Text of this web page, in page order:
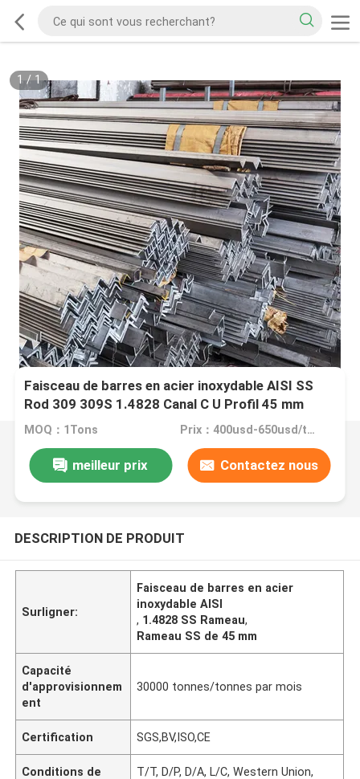
1 /1
Faisceau de barres en acier inoxydable AISI SS
Rod 309 309S 1.4828 Canal C U Profil 45 mm
MOQ：1Tons Prix：400usd-650usd/ton
meilleur prix Contactez nous
DESCRIPTION DE PRODUIT
Surligner:
Faisceau de barres en acier
inoxydable AISI
, 1.4828 SS Rameau,
Rameau SS de 45 mm
Capacité
d'approvisionnem
ent
30000 tonnes/tonnes par mois
Certification SGS,BV,ISO,CE
Conditions de
T/T, D/P, D/A, L/C, Western Union,